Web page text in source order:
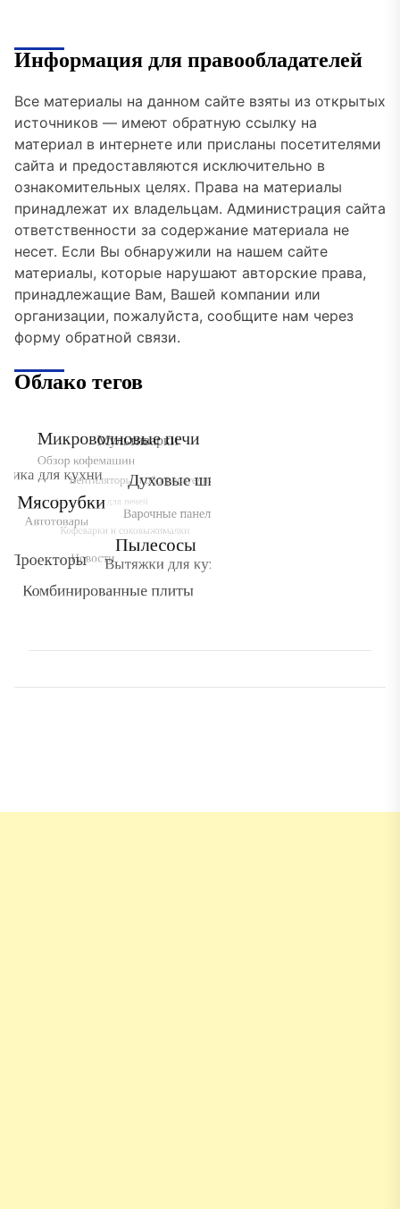
Информация для правообладателей
Все материалы на данном сайте взяты из открытых
источников — имеют обратную ссылку на
материал в интернете или присланы посетителями
сайта и предоставляются исключительно в
ознакомительных целях. Права на материалы
принадлежат их владельцам. Администрация сайта
ответственности за содержание материала не
несет. Если Вы обнаружили на нашем сайте
материалы, которые нарушают авторские права,
принадлежащие Вам, Вашей компании или
организации, пожалуйста, сообщите нам через
форму обратной связи.
Облако тегов